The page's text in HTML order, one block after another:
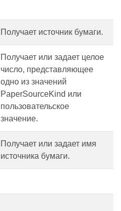
Получает источник бумаги.
Получает или задает целое
число, представляющее
одно из значений
PaperSourceKind или
пользовательское
значение.
Получает или задает имя
источника бумаги.